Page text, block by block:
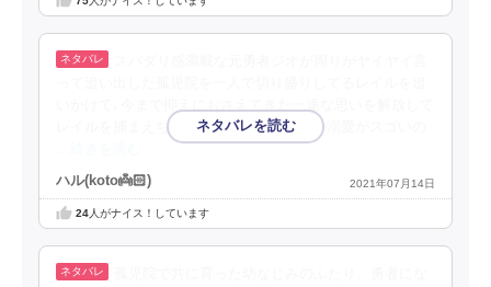
レイルを捕まえちゃう♡そこからのジオの溺愛がスゴいの
ハル(koto👼🏻‎) 2021年07月14日
24人がナイス！しています